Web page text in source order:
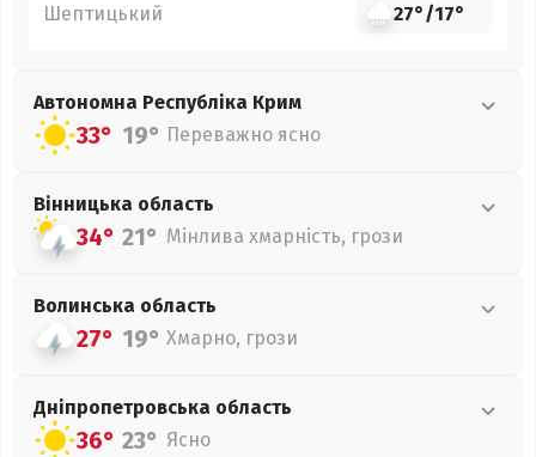
Шептицький 27°/17°
Автономна Республіка Крим
33° 19° Переважно ясно
Вінницька область
34° 21° Мінлива хмарність, грози
Волинська область
27° 19° Хмарно, грози
Дніпропетровська область
36° 23° Ясно